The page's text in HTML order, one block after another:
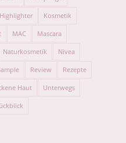
Highlighter Kosmetik
MAC Mascara
Naturkosmetik Nivea
Review Rezepte
Haut Unterwegs